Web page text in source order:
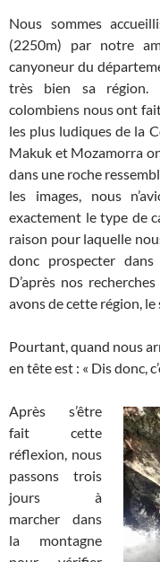
Nous sommes
(2250m) par notre
canyoneur du
très bien sa région.
colombiens nous ont
les plus ludiques de la
Makuk et Mozamorra
dans une roche
les images, nous
exactement le type de
raison pour laquelle
donc prospecter
D’après nos
avons de cette région,
Pourtant, quand nous
en tête est : « Dis donc,
Après s’être
fait cette
réflexion, nous
passons trois
jours à
marcher dans
la montagne